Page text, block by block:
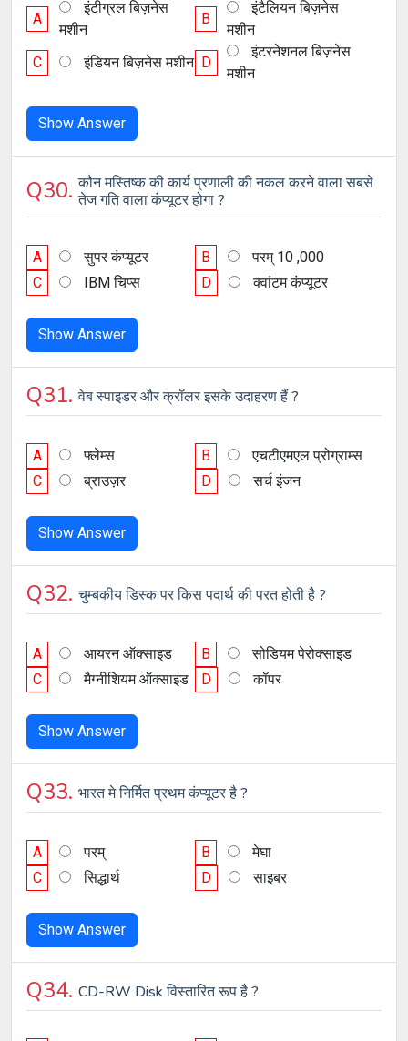
A
इंटीग्रल बिज़नेस
मशीन
B
इंटैलियन बिज़नेस
मशीन
C
इंडियन बिज़नेस मशीन D
इंटरनेशनल बिज़नेस
मशीन
Show Answer
Q30.कौन मस्तिष्क की कार्य प्रणाली की नकल करने वाला सबसे
तेज गति वाला कंप्यूटर होगा ?
A सुपर कंप्यूटर B
परम् 10 ,000
C
IBM चिप्स D क्वांटम कंप्यूटर
Show Answer
Q31.वेब स्पाइडर और क्रॉलर इसके उदाहरण हैं ?
A फ्लेम्स B
एचटीएमएल प्रोग्राम्स
C
ब्राउज़र D सर्च इंजन
Show Answer
Q32.चुम्बकीय डिस्क पर किस पदार्थ की परत होती है ?
A आयरन ऑक्साइड B
सोडियम पेरोक्साइड
C
मैग्नीशियम ऑक्साइड D कॉपर
Show Answer
Q33. भारत मे निर्मित प्रथम कंप्यूटर है ?
A परम् B
मेघा
C
सिद्धार्थ D साइबर
Show Answer
Q34. CD-RW Disk विस्तारित रूप है ?